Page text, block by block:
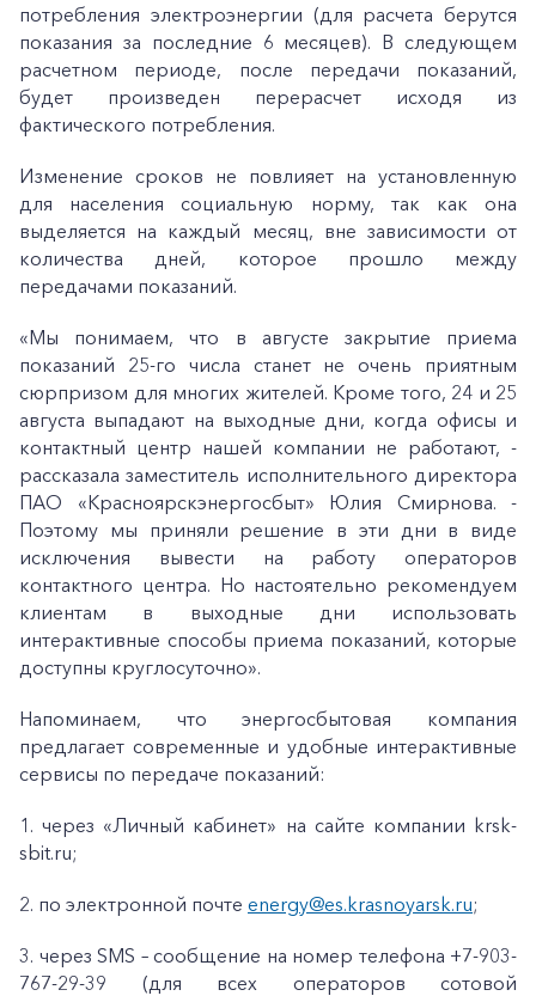
потребления электроэнергии (для расчета берутся
показания за последние 6 месяцев). В следующем
расчетном периоде, после передачи показаний,
будет произведен перерасчет исходя из
фактического потребления.
Изменение сроков не повлияет на установленную
для населения социальную норму, так как она
выделяется на каждый месяц, вне зависимости от
количества дней, которое прошло между
передачами показаний.
«Мы понимаем, что в августе закрытие приема
показаний 25-го числа станет не очень приятным
сюрпризом для многих жителей. Кроме того, 24 и 25
августа выпадают на выходные дни, когда офисы и
контактный центр нашей компании не работают, -
рассказала заместитель исполнительного директора
ПАО «Красноярскэнергосбыт» Юлия Смирнова. -
Поэтому мы приняли решение в эти дни в виде
исключения вывести на работу операторов
контактного центра. Но настоятельно рекомендуем
клиентам в выходные дни использовать
интерактивные способы приема показаний, которые
доступны круглосуточно».
Напоминаем, что энергосбытовая компания
предлагает современные и удобные интерактивные
сервисы по передаче показаний:
1. через «Личный кабинет» на сайте компании krsk-
sbit.ru;
2. по электронной почте energy@es.krasnoyarsk.ru;
3. через SMS – сообщение на номер телефона +7-903-
767-29-39 (для всех операторов сотовой